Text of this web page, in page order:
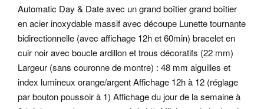
Automatic Day & Date avec un grand boîtier grand boîtier
en acier inoxydable massif avec découpe Lunette tournante
bidirectionnelle (avec affichage 12h et 60min) bracelet en
cuir noir avec boucle ardillon et trous décoratifs (22 mm)
Largeur (sans couronne de montre) : 48 mm aiguilles et
index lumineux orange/argent Affichage 12h à 12 (réglage
par bouton poussoir à 1) Affichage du jour de la semaine à